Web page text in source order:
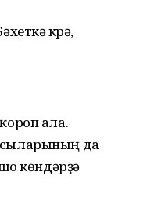
күрә,
ала.
да
көндәрҙә